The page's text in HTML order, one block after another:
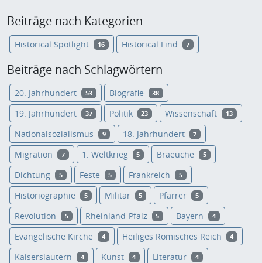
Beiträge nach Kategorien
Historical Spotlight 16 Historical Find 7
Beiträge nach Schlagwörtern
20. Jahrhundert 53 Biografie 38
19. Jahrhundert 37 Politik 23 Wissenschaft 13
Nationalsozialismus 9 18. Jahrhundert 7
Migration 7 1. Weltkrieg 5 Braeuche 5
Dichtung 5 Feste 5 Frankreich 5
Historiographie 5 Militär 5 Pfarrer 5
Revolution 5 Rheinland-Pfalz 5 Bayern 4
Evangelische Kirche 4 Heiliges Römisches Reich 4
Kaiserslautern 4 Kunst 4 Literatur 4